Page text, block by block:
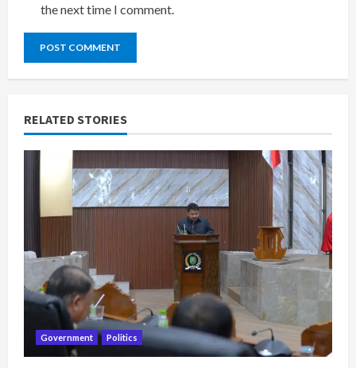
the next time I comment.
RELATED STORIES
Government Politics